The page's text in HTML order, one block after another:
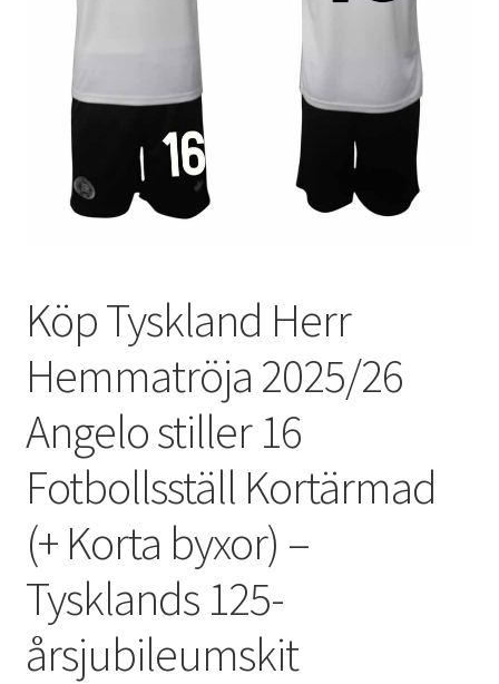
Varukorg
Köp Tyskland Herr
Hemmatröja 2025/26
Angelo stiller 16
Fotbollsställ Kortärmad
(+ Korta byxor) –
Tysklands 125-
årsjubileumskit